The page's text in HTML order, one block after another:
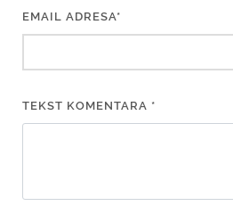
EMAIL ADRESA*
TEKST KOMENTARA *